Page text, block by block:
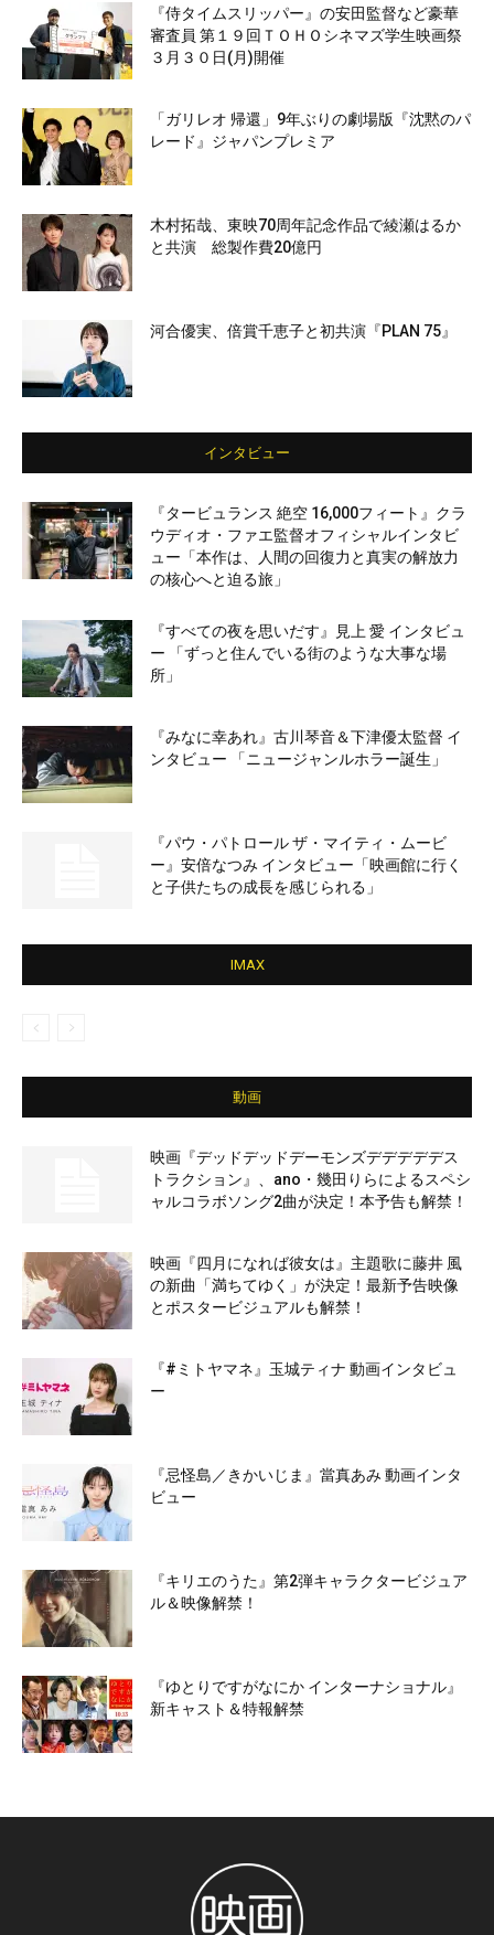
『侍タイムスリッパー』の安田監督など豪華
審査員 第１９回ＴＯＨＯシネマズ学生映画祭
３月３０日(月)開催
「ガリレオ 帰還」9年ぶりの劇場版『沈黙のパ
レード』ジャパンプレミア
木村拓哉、東映70周年記念作品で綾瀬はるか
と共演 総製作費20億円
河合優実、倍賞千恵子と初共演『PLAN 75』
インタビュー
『タービュランス 絶空 16,000フィート』クラ
ウディオ・ファエ監督オフィシャルインタビ
ュー「本作は、人間の回復力と真実の解放力
の核心へと迫る旅」
『すべての夜を思いだす』見上 愛 インタビュ
ー 「ずっと住んでいる街のような大事な場
所」
『みなに幸あれ』古川琴音＆下津優太監督 イ
ンタビュー 「ニュージャンルホラー誕生」
『パウ・パトロール ザ・マイティ・ムービ
ー』安倍なつみ インタビュー「映画館に行く
と子供たちの成長を感じられる」
IMAX
動画
映画『デッドデッドデーモンズデデデデデス
トラクション』、ano・幾田りらによるスペシ
ャルコラボソング2曲が決定！本予告も解禁！
映画『四月になれば彼女は』主題歌に藤井 風
の新曲「満ちてゆく」が決定！最新予告映像
とポスタービジュアルも解禁！
『#ミトヤマネ』玉城ティナ 動画インタビュ
ー
『忌怪島／きかいじま』當真あみ 動画インタ
ビュー
『キリエのうた』第2弾キャラクタービジュア
ル＆映像解禁！
『ゆとりですがなにか インターナショナル』
新キャスト＆特報解禁